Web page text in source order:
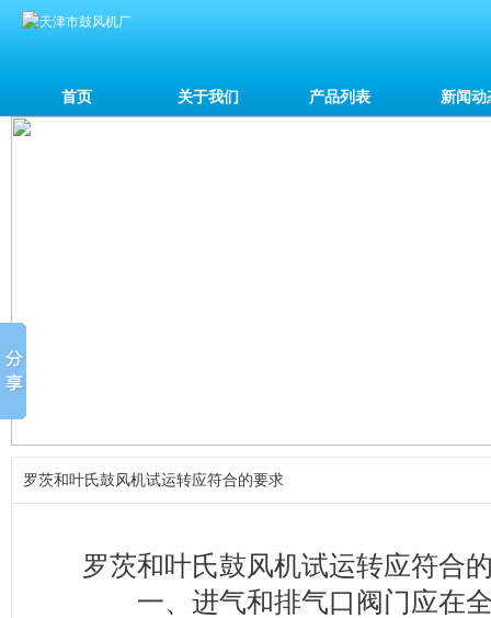
首页 关于我们 产品列表 新闻动
罗茨和叶氏鼓风机试运转应符合的要求
罗茨和叶氏鼓风机试运转应符合
一、进气和排气口阀门应在全